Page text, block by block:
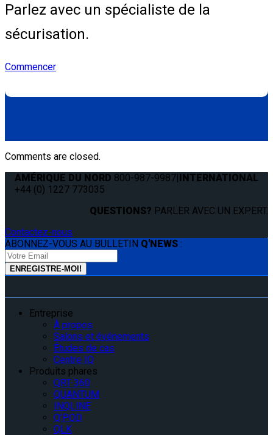
Parlez avec un spécialiste de la
sécurisation.
Commencer
Comments are closed.
AMÉRIQUE DU NORD 800-987-9987|INTERNATIONAL
+44 (0) 1227 773035
QUESTIONS? PARLER AVEC UN EXPERT.
Contactez-nous
ABONNEZ-VOUS AU BULLETIN Q'NEWS :
Entreprise
À propos
Salons et événements
Études de cas
Centre IQ
Produits phares
QRT-360
QUANTUM
INQLINE
Q’POD
QLK